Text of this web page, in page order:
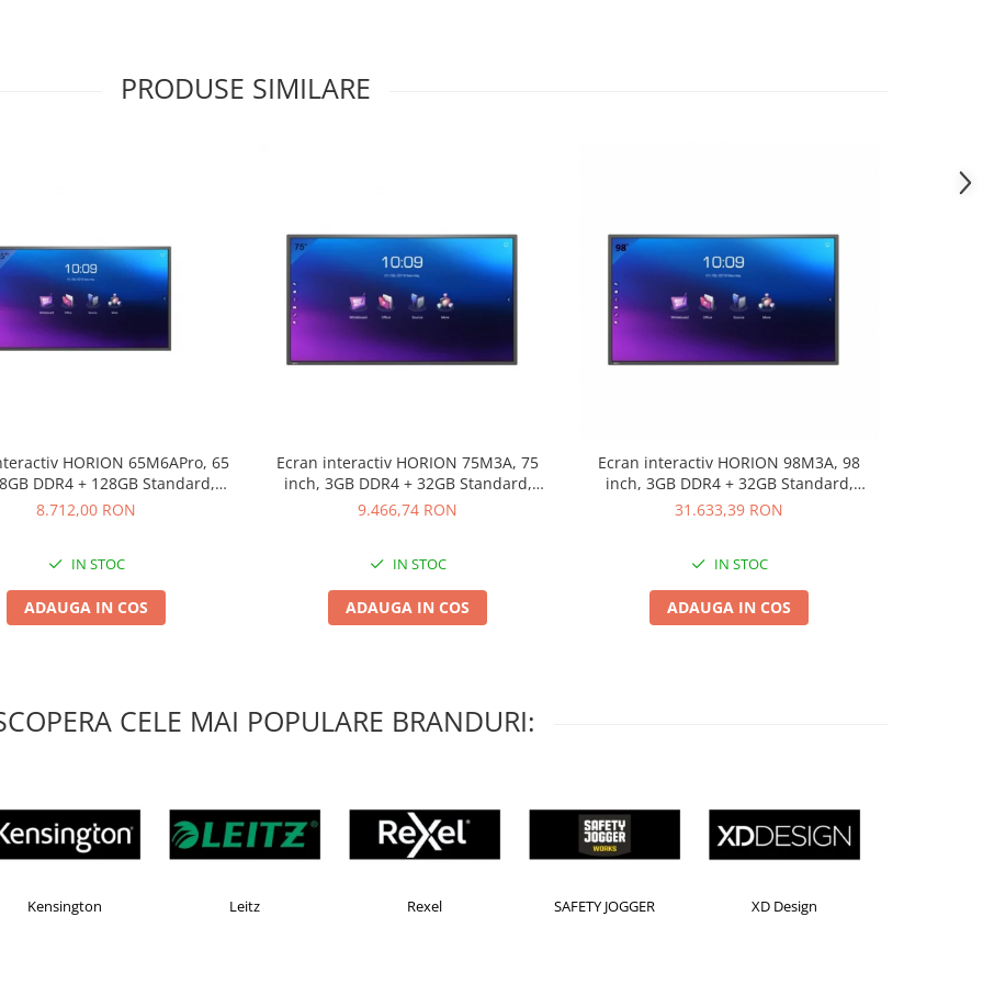
PRODUSE SIMILARE
HORION 65M6APro, 65
DDR4 + 128GB Standard,
13, A31D2, octa core A
8.712,00 RON
IN STOC
ADAUGA IN COS
Ecran interactiv HORION 75M3A, 75
inch, 3GB DDR4 + 32GB Standard,
Android 8.0, MSD6A848, ARM A73+A53
9.466,74 RON
IN STOC
ADAUGA IN COS
Ecran interactiv HORION 98M3A, 98
inch, 3GB DDR4 + 32GB Standard,
Android 8.0, MSD6A848, ARM A73+A53
31.633,39 RON
IN STOC
ADAUGA IN COS
CELE MAI POPULARE BRANDURI:
Esselte Faber Castell Kensington